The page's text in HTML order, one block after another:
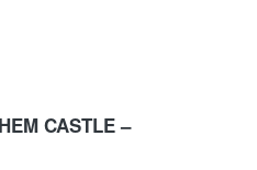
CASTLE –